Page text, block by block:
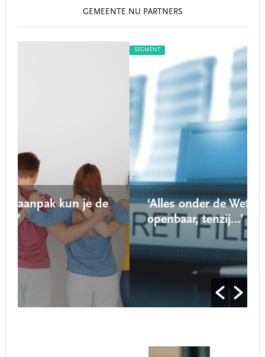
GEMEENTE.NU PARTNERS
‘Alles onder de Wet open overheid is
openbaar, tenzij…’